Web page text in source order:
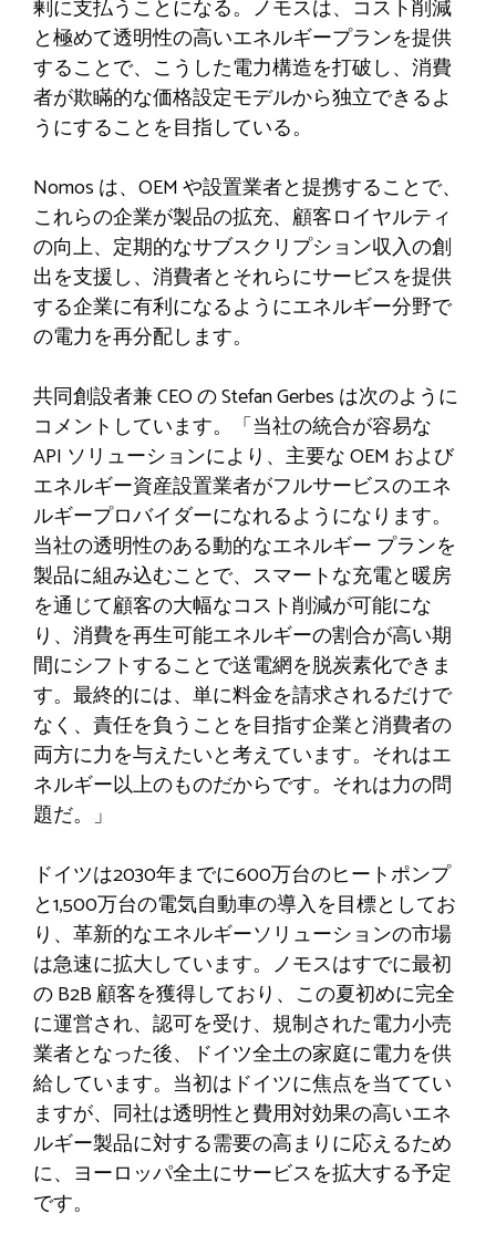
剰に支払うことになる。ノモスは、コスト削減
と極めて透明性の高いエネルギープランを提供
することで、こうした電力構造を打破し、消費
者が欺瞞的な価格設定モデルから独立できるよ
うにすることを目指している。
Nomos は、OEM や設置業者と提携することで、
これらの企業が製品の拡充、顧客ロイヤルティ
の向上、定期的なサブスクリプション収入の創
出を支援し、消費者とそれらにサービスを提供
する企業に有利になるようにエネルギー分野で
の電力を再分配します。
共同創設者兼 CEO の Stefan Gerbes は次のように
コメントしています。「当社の統合が容易な
API ソリューションにより、主要な OEM および
エネルギー資産設置業者がフルサービスのエネ
ルギープロバイダーになれるようになります。
当社の透明性のある動的なエネルギー プランを
製品に組み込むことで、スマートな充電と暖房
を通じて顧客の大幅なコスト削減が可能にな
り、消費を再生可能エネルギーの割合が高い期
間にシフトすることで送電網を脱炭素化できま
す。最終的には、単に料金を請求されるだけで
なく、責任を負うことを目指す企業と消費者の
両方に力を与えたいと考えています。それはエ
ネルギー以上のものだからです。それは力の問
題だ。」
ドイツは2030年までに600万台のヒートポンプ
と1,500万台の電気自動車の導入を目標としてお
り、革新的なエネルギーソリューションの市場
は急速に拡大しています。ノモスはすでに最初
の B2B 顧客を獲得しており、この夏初めに完全
に運営され、認可を受け、規制された電力小売
業者となった後、ドイツ全土の家庭に電力を供
給しています。当初はドイツに焦点を当ててい
ますが、同社は透明性と費用対効果の高いエネ
ルギー製品に対する需要の高まりに応えるため
に、ヨーロッパ全土にサービスを拡大する予定
です。